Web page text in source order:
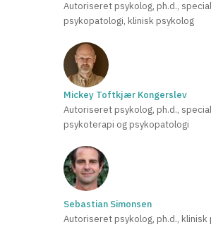
Autoriseret psykolog, ph.d.,
psykopatologi, klinisk psykolog
Mickey Toftkjær Kongerslev
Autoriseret psykolog, ph.d.,
psykoterapi og psykopatologi
Sebastian Simonsen
Autoriseret psykolog, ph.d., klinisk